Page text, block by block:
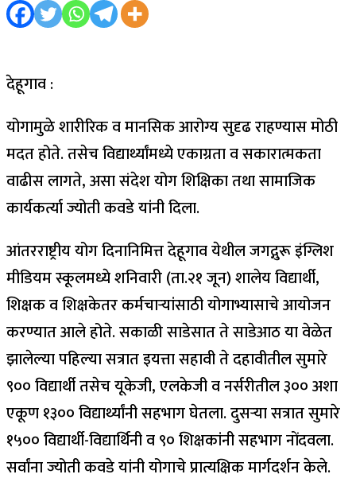
देहूगाव :
योगामुळे शारीरिक व मानसिक आरोग्य सुदृढ राहण्यास मोठी
मदत होते. तसेच विद्यार्थ्यांमध्ये एकाग्रता व सकारात्मकता
वाढीस लागते, असा संदेश योग शिक्षिका तथा सामाजिक
कार्यकर्त्या ज्योती कवडे यांनी दिला.
आंतरराष्ट्रीय योग दिनानिमित्त देहूगाव येथील जगद्गुरू इंग्लिश
मीडियम स्कूलमध्ये शनिवारी (ता.२१ जून) शालेय विद्यार्थी,
शिक्षक व शिक्षकेतर कर्मचाऱ्यांसाठी योगाभ्यासाचे आयोजन
करण्यात आले होते. सकाळी साडेसात ते साडेआठ या वेळेत
झालेल्या पहिल्या सत्रात इयत्ता सहावी ते दहावीतील सुमारे
९०० विद्यार्थी तसेच यूकेजी, एलकेजी व नर्सरीतील ३०० अशा
एकूण १३०० विद्यार्थ्यांनी सहभाग घेतला. दुसऱ्या सत्रात सुमारे
१५०० विद्यार्थी-विद्यार्थिनी व ९० शिक्षकांनी सहभाग नोंदवला.
सर्वांना ज्योती कवडे यांनी योगाचे प्रात्यक्षिक मार्गदर्शन केले.